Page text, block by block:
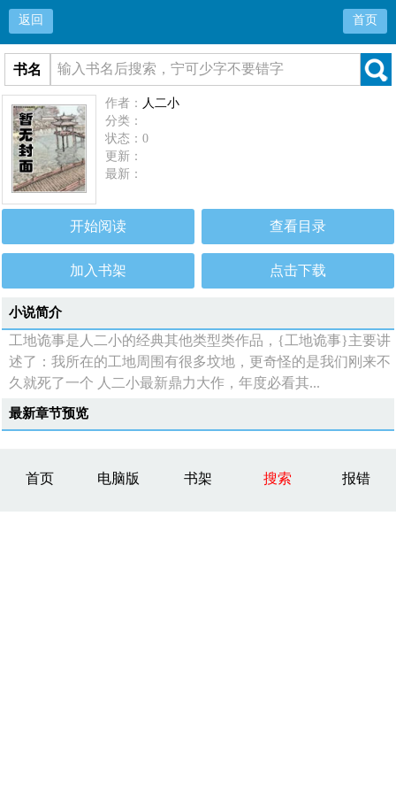
返回 首页
书名
作者： 人二小
分类：
状态：0
更新：
最新：
开始阅读 查看目录
加入书架 点击下载
小说简介
工地诡事是人二小的经典其他类型类作品，{工地诡事}主要讲
述了：我所在的工地周围有很多坟地，更奇怪的是我们刚来不
久就死了一个 人二小最新鼎力大作，年度必看其...
最新章节预览
首页 电脑版 书架 搜索 报错